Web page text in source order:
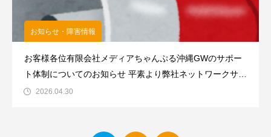
お知らせ・障害情報
お客様各位有限会社メディアちゃんぷる沖縄GWのサポー
ト体制についてのお知らせ 平素より弊社ネットワークサー
ビスをご利用頂きまして誠にありがとうございます。GW
2026.04.30